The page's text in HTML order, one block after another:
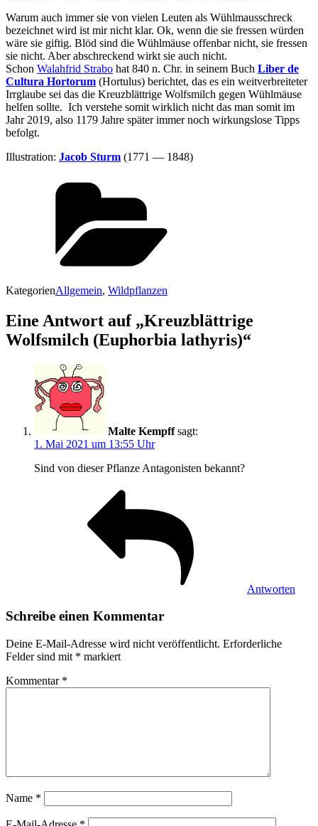
War­um auch immer sie von vie­len Leu­ten als Wühl­m­aus­schreck
bezeich­net wird ist mir nicht klar. Ok, wenn die sie fres­sen wür­den
wäre sie gif­tig. Blöd sind die Wühl­mäu­se offen­bar nicht, sie fres­sen
sie nicht. Aber abschre­ckend wirkt sie auch nicht.
Schon Walah­frid Strabo hat 840 n. Chr. in sei­nem Buch Liber de
Cul­tu­ra Hor­torum (Hor­tu­lus) berich­tet, das es ein weit­ver­brei­te­ter
Irr­glau­be sei das die Kreuz­blätt­ri­ge Wolfs­milch gegen Wühl­mäu­se
hel­fen soll­te. Ich ver­ste­he somit wirk­lich nicht das man somit im
Jahr 2019, also 1179 Jah­re spä­ter immer noch wir­kungs­lo­se Tipps
befolgt.
Illus­tra­ti­on: Jacob Sturm (1771 — 1848)
KategorienAllgemein, Wildpflanzen
Eine Antwort auf „Kreuzblättrige
Wolfsmilch (Euphorbia lathyris)“
Malte Kempff sagt:
1. Mai 2021 um 13:55 Uhr
Sind von die­ser Pflan­ze Ant­ago­nis­ten bekannt?
Antworten
Schreibe einen Kommentar
Deine E-Mail-Adresse wird nicht veröffentlicht. Erforderliche
Felder sind mit * markiert
Kommentar *
Name *